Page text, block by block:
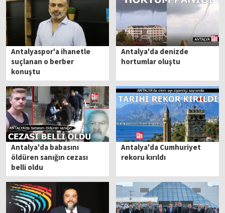
Antalyaspor'a ihanetle
suçlanan o berber
konuştu
Antalya'da denizde
hortumlar oluştu
Antalya'da babasını
öldüren sanığın cezası
belli oldu
Antalya'da Cumhuriyet
rekoru kırıldı